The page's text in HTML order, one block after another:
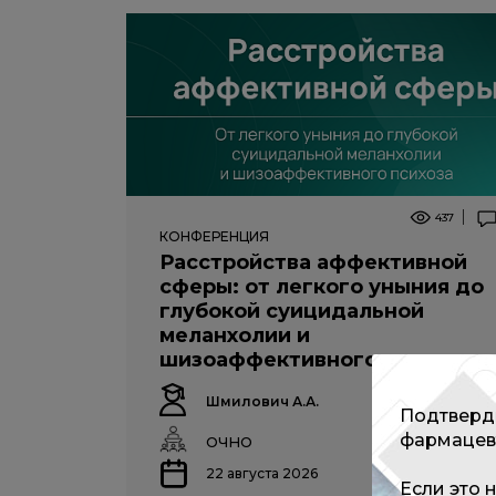
437
КОНФЕРЕНЦИЯ
Расстройства аффективной
сферы: от легкого уныния до
глубокой суицидальной
меланхолии и
шизоаффективного психоза
Шмилович А.А.
ОЧНО
22 августа 2026
Если это